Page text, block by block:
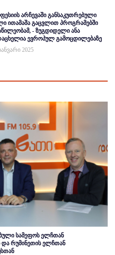
არჩევაში განსაკუთრებული
ითამაშა გაცვლით პროგრამებში
- ზუგდიდელი ანა
ევროპულ გამოცდილებაზე
2025
სამეფოს ელჩთან
რუმინეთის ელჩთან